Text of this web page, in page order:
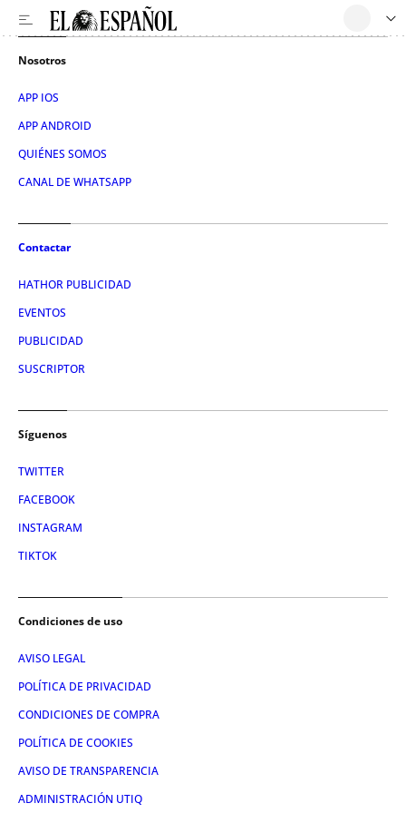
Nosotros
APP IOS
APP ANDROID
QUIÉNES SOMOS
CANAL DE WHATSAPP
Contactar
HATHOR PUBLICIDAD
EVENTOS
PUBLICIDAD
SUSCRIPTOR
Síguenos
TWITTER
FACEBOOK
INSTAGRAM
TIKTOK
Condiciones de uso
AVISO LEGAL
POLÍTICA DE PRIVACIDAD
CONDICIONES DE COMPRA
POLÍTICA DE COOKIES
AVISO DE TRANSPARENCIA
ADMINISTRACIÓN UTIQ